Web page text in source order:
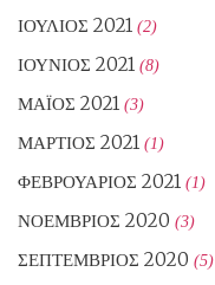
ΙΟΎΛΙΟΣ 2021 (2)
ΙΟΎΝΙΟΣ 2021 (8)
ΜΆΙΟΣ 2021 (3)
ΜΆΡΤΙΟΣ 2021 (1)
ΦΕΒΡΟΥΆΡΙΟΣ 2021 (1)
ΝΟΈΜΒΡΙΟΣ 2020 (3)
ΣΕΠΤΈΜΒΡΙΟΣ 2020 (5)